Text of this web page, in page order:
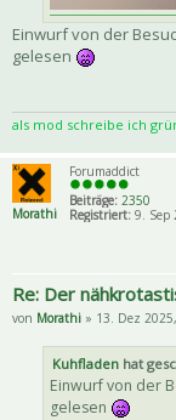
Einwurf von der
gelesen
als mod schreibe ich
Morathi
Forumaddict
Beiträge: 2350
Registriert: 9. Sep
Re: Der
von Morathi » 13. Dez
Kuhfladen hat
Einwurf von der
gelesen